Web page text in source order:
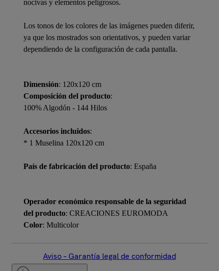
nocivas y elementos peligrosos.
Los tonos de los colores de las imágenes pueden diferir,
ya que los mostrados son orientativos, y pueden variar
dependiendo de la configuración de cada pantalla.
Dimensión: 120x120 cm
Composición del producto:
100% Algodón - 144 Hilos
Accesorios incluidos:
* 1 Muselina 120x120 cm
País de fabricación del producto: España
Operador económico responsable de la seguridad
del producto: CREACIONES EUROMODA
Color: Multicolor
Aviso – Garantía legal de conformidad